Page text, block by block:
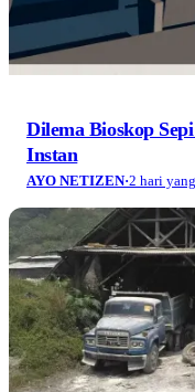
Dilema Bioskop
Instan
AYO NETIZEN·2 hari